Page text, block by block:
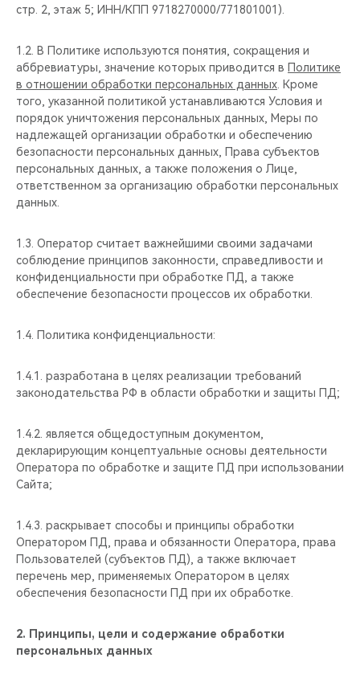
CHERY И СПОРТ
НАШИ МЕРОПРИЯТИЯ
ВИДЕООБЗОРЫ
CHERY ДЛЯ ДЕТЕЙ
стр. 2, этаж 5; ИНН/КПП 9718270000/771801001).
1.2. В Политике используются понятия, сокращения и
аббревиатуры, значение которых приводится в Политике
в отношении обработки персональных данных . Кроме
того, указанной политикой устанавливаются Условия и
порядок уничтожения персональных данных, Меры по
надлежащей организации обработки и обеспечению
безопасности персональных данных, Права субъектов
персональных данных, а также положения о Лице,
ответственном за организацию обработки персональных
данных.
1.3. Оператор считает важнейшими своими задачами
соблюдение принципов законности, справедливости и
конфиденциальности при обработке ПД, а также
обеспечение безопасности процессов их обработки.
1.4. Политика конфиденциальности:
1.4.1. разработана в целях реализации требований
законодательства РФ в области обработки и защиты ПД;
1.4.2. является общедоступным документом,
декларирующим концептуальные основы деятельности
Оператора по обработке и защите ПД при использовании
Сайта;
1.4.3. раскрывает способы и принципы обработки
Оператором ПД, права и обязанности Оператора, права
Пользователей (субъектов ПД), а также включает
перечень мер, применяемых Оператором в целях
обеспечения безопасности ПД при их обработке.
2. Принципы, цели и содержание обработки
персональных данных